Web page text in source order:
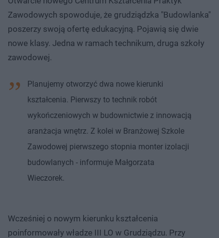
Zawodowych spowoduje, że grudziądzka "Budowlanka"
poszerzy swoją ofertę edukacyjną. Pojawią się dwie
nowe klasy. Jedna w ramach technikum, druga szkoły
zawodowej.
Planujemy otworzyć dwa nowe kierunki
kształcenia. Pierwszy to technik robót
wykończeniowych w budownictwie z innowacją
aranżacja wnętrz. Z kolei w Branżowej Szkole
Zawodowej pierwszego stopnia monter izolacji
budowlanych - informuje Małgorzata
Wieczorek.
Wcześniej o nowym kierunku kształcenia
poinformowały władze III LO w Grudziądzu. Przy